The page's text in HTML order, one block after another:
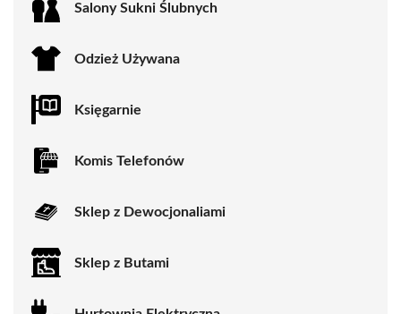
Salony Sukni Ślubnych
Odzież Używana
Księgarnie
Komis Telefonów
Sklep z Dewocjonaliami
Sklep z Butami